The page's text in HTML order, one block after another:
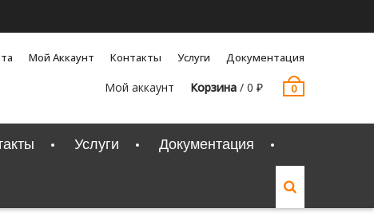
Мой Аккаунт Контакты Услуги Документация
Мой аккаунт Корзина / 0 ₽ 0
Услуги Документация